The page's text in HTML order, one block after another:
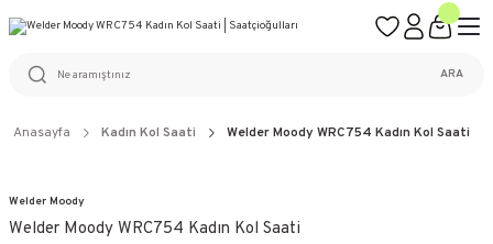
%100 ORİJİNAL ÜRÜN GARANTİSİ
ARA
Anasayfa Kadın Kol Saati Welder Moody WRC754 Kadın Kol Saati
Welder Moody
Welder Moody WRC754 Kadın Kol Saati